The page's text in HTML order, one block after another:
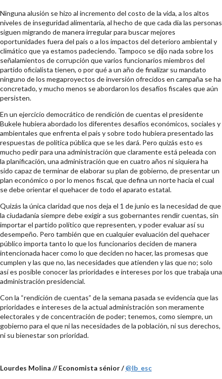
Ninguna alusión se hizo al incremento del costo de la vida, a los altos
niveles de inseguridad alimentaria, al hecho de que cada día las personas
siguen migrando de manera irregular para buscar mejores
oportunidades fuera del país o a los impactos del deterioro ambiental y
climático que ya estamos padeciendo. Tampoco se dijo nada sobre los
señalamientos de corrupción que varios funcionarios miembros del
partido oficialista tienen, o por qué a un año de finalizar su mandato
ninguno de los megaproyectos de inversión ofrecidos en campaña se ha
concretado, y mucho menos se abordaron los desafíos fiscales que aún
persisten.
En un ejercicio democrático de rendición de cuentas el presidente
Bukele hubiera abordado los diferentes desafíos económicos, sociales y
ambientales que enfrenta el país y sobre todo hubiera presentado las
respuestas de política pública que se les dará. Pero quizás esto es
mucho pedir para una administración que claramente está peleada con
la planificación, una administración que en cuatro años ni siquiera ha
sido capaz de terminar de elaborar su plan de gobierno, de presentar un
plan económico o por lo menos fiscal, que defina un norte hacia el cual
se debe orientar el quehacer de todo el aparato estatal.
Quizás la única claridad que nos deja el 1 de junio es la necesidad de que
la ciudadanía siempre debe exigir a sus gobernantes rendir cuentas, sin
importar el partido político que representen, y poder evaluar así su
desempeño. Pero también que en cualquier evaluación del quehacer
público importa tanto lo que los funcionarios deciden de manera
intencionada hacer como lo que deciden no hacer, las promesas que
cumplen y las que no, las necesidades que atienden y las que no; solo
así es posible conocer las prioridades e intereses por los que trabaja una
administración presidencial.
Con la “rendición de cuentas” de la semana pasada se evidencia que las
prioridades e intereses de la actual administración son meramente
electorales y de concentración de poder; tenemos, como siempre, un
gobierno para el que ni las necesidades de la población, ni sus derechos,
ni su bienestar son prioridad.
Lourdes Molina // Economista sénior /@lb_esc